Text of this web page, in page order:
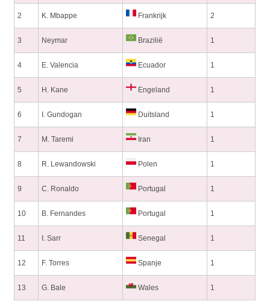
2 K. Mbappe Frankrijk 2
3 Neymar Brazilië 1
4 E. Valencia Ecuador 1
5 H. Kane Engeland 1
6 I. Gundogan Duitsland 1
7 M. Taremi Iran 1
8 R. Lewandowski Polen 1
9 C. Ronaldo Portugal 1
10 B. Fernandes Portugal 1
11 I. Sarr Senegal 1
12 F. Torres Spanje 1
13 G. Bale Wales 1